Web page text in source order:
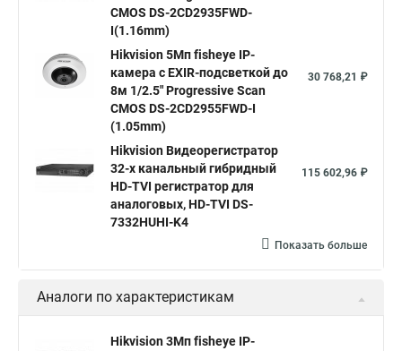
Hikvision poe
Hikvision 2 8 mm Hikvision camera Hikvision 2cd1148 i b
Видеонаблюдение Ip видеокамеры
Hikvision 2cd2142fwd
Hikvision ds 2cd1148 hikvision ds 2cd1148 i b
hikvision ds 2cd2042wd i Видеокамера hikvision
Видеокамеры hikvision ds
Камера Hikvision ds 2ce16d8t
Видеокамера hikvision hiwatch
Камера Hikvision ds 2cd2442fwd
CMOS DS-2CD2935FWD-
I(1.16mm)
Hikvision 5Мп fisheye IP-
камера c EXIR-подсветкой до
8м 1/2.5" Progressive Scan
CMOS DS-2CD2955FWD-I
(1.05mm)
30 768,21 ₽
Hikvision Видеорегистратор
32-х канальный гибридный
HD-TVI регистратор для
аналоговых, HD-TVI DS-
7332HUHI-K4
115 602,96 ₽
Показать больше
Аналоги по характеристикам
Hikvision 3Мп fisheye IP-